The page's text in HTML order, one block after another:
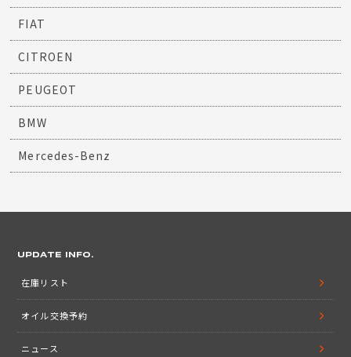
FIAT
CITROEN
PEUGEOT
BMW
Mercedes-Benz
UPDATE INFO.
在庫リスト
オイル交換予約
ニュース